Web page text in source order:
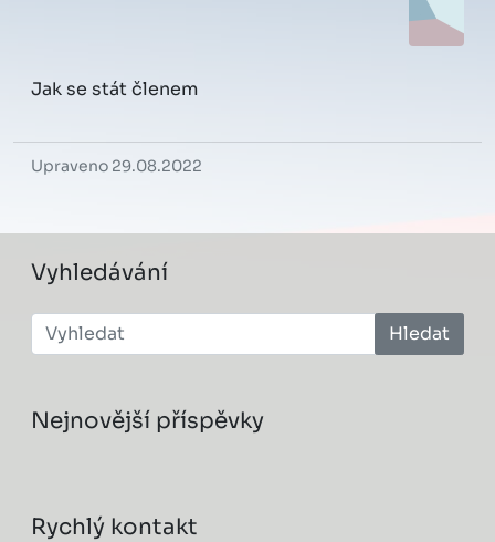
Jak se stát členem
Upraveno 29.08.2022
Vyhledávání
Hledat
Nejnovější příspěvky
Rychlý kontakt